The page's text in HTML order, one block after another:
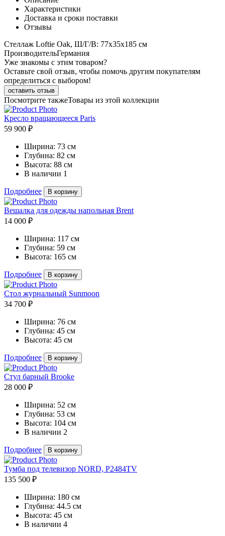
Характеристики
Доставка и сроки поставки
Отзывы
Стеллаж Loftie Oak, Ш/Г/В: 77х35х185 см
ПроизводительГермания
Уже знакомы с этим товаром?
Оставьте свой отзыв, чтобы помочь другим покупателям
определиться с выбором!
оставить отзыв
Посмотрите такжеТовары из этой коллекции
Кресло вращающееся Paris
59 900 ₽
Ширина: 73 см
Глубина: 82 см
Высота: 88 см
В наличии 1
Подробнее В корзину
Вешалка для одежды напольная Brent
14 000 ₽
Ширина: 117 см
Глубина: 59 см
Высота: 165 см
Подробнее В корзину
Стол журнальный Sunmoon
34 700 ₽
Ширина: 76 см
Глубина: 45 см
Высота: 45 см
Подробнее В корзину
Стул барный Brooke
28 000 ₽
Ширина: 52 см
Глубина: 53 см
Высота: 104 см
В наличии 2
Подробнее В корзину
Тумба под телевизор NORD, P2484TV
135 500 ₽
Ширина: 180 см
Глубина: 44.5 см
Высота: 45 см
В наличии 4